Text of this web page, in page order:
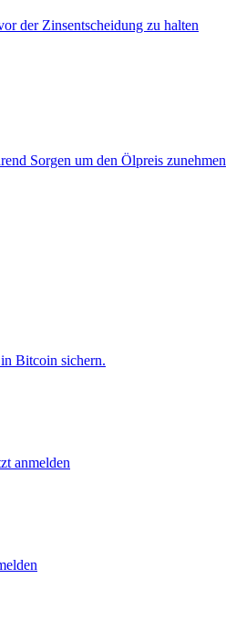
der Zinsentscheidung zu halten
Sorgen um den Ölpreis zunehmen
Bitcoin sichern.
anmelden